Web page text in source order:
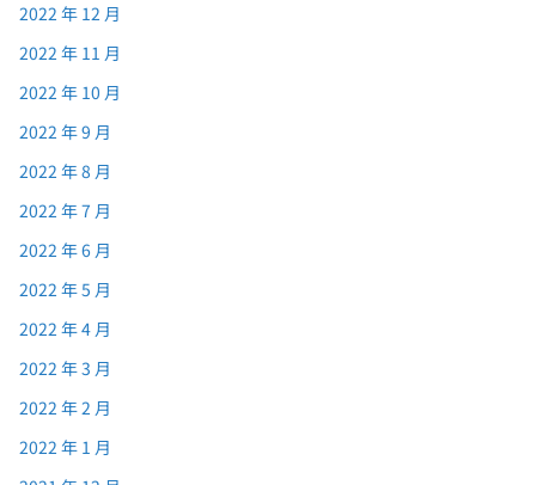
2022 年 12 月
2022 年 11 月
2022 年 10 月
2022 年 9 月
2022 年 8 月
2022 年 7 月
2022 年 6 月
2022 年 5 月
2022 年 4 月
2022 年 3 月
2022 年 2 月
2022 年 1 月